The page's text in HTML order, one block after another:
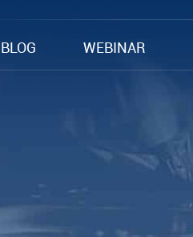
BLOG WEBINAR